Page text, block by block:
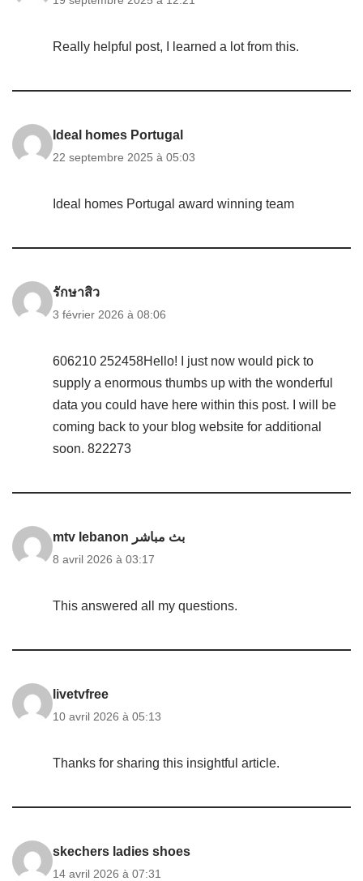
Really helpful post, I learned a lot from this.
Ideal homes Portugal
22 septembre 2025 à 05:03
Ideal homes Portugal award winning team
รักษาสิว
3 février 2026 à 08:06
606210 252458Hello! I just now would pick to
supply a enormous thumbs up with the wonderful
data you could have here within this post. I will be
coming back to your blog website for additional
soon. 822273
mtv lebanon بث مباشر
8 avril 2026 à 03:17
This answered all my questions.
livetvfree
10 avril 2026 à 05:13
Thanks for sharing this insightful article.
skechers ladies shoes
14 avril 2026 à 07:31